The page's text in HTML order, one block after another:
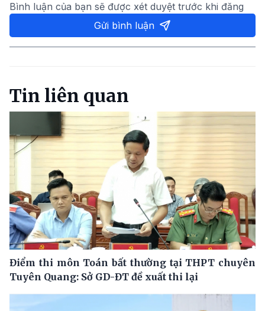
Bình luận của bạn sẽ được xét duyệt trước khi đăng
Gửi bình luận
Tin liên quan
Điểm thi môn Toán bất thường tại THPT chuyên
Tuyên Quang: Sở GD-ĐT đề xuất thi lại